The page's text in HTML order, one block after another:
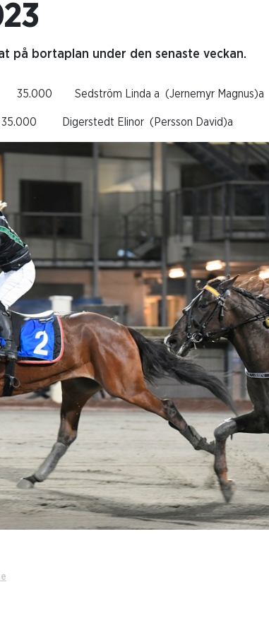
på bortaplan under den senaste veckan.
Sedström Linda a (Jernemyr Magnus)a
Digerstedt Elinor (Persson David)a